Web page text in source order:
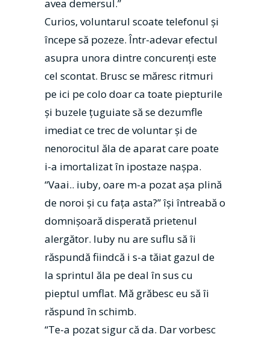
avea demersul.”
Curios, voluntarul scoate telefonul și
începe să pozeze. Într-adevar efectul
asupra unora dintre concurenți este
cel scontat. Brusc se măresc ritmuri
pe ici pe colo doar ca toate piepturile
și buzele țuguiate să se dezumfle
imediat ce trec de voluntar și de
nenorocitul ăla de aparat care poate
i-a imortalizat în ipostaze nașpa.
“Vaai.. iuby, oare m-a pozat așa plină
de noroi și cu fața asta?” își întreabă o
domnișoară disperată prietenul
alergător. Iuby nu are suflu să îi
răspundă fiindcă i s-a tăiat gazul de
la sprintul ăla pe deal în sus cu
pieptul umflat. Mă grăbesc eu să îi
răspund în schimb.
“Te-a pozat sigur că da. Dar vorbesc